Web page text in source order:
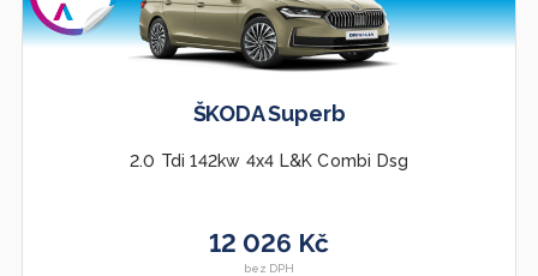
ŠKODA Superb
2.0 Tdi 142kw 4x4 L&K Combi Dsg
12 026 Kč
bez DPH